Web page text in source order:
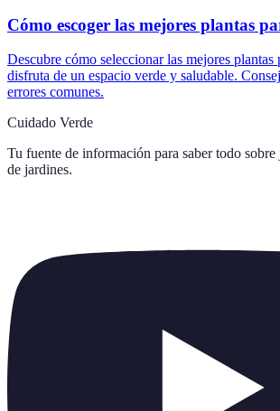
Cómo escoger las mejores plantas
Descubre cómo seleccionar las mejores
disfruta de un espacio verde y saludable.
errores comunes.
Cuidado Verde
Tu fuente de información para saber todo sobre
de jardines.